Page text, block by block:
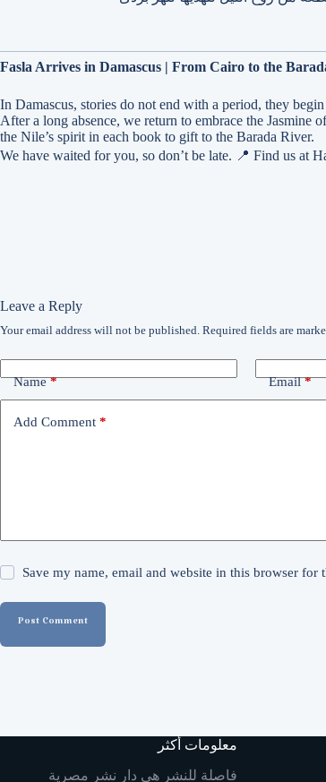
Fasla Arrives in Damascus | From Cairo to the
In Damascus, stories do not end with a period, they
After a long absence, we return to embrace the
the Nile’s spirit in each book to gift to the Barada River.
We have waited for you, so don’t be late. 📍 Find us
Leave a Reply
Your email address will not be published. Required fields are
Name* Email*
Add Comment *
Save my name, email and website in this browser for
Post Comment
معلومات أكثر
فاصلة للنشر هي دار نشر مصرية